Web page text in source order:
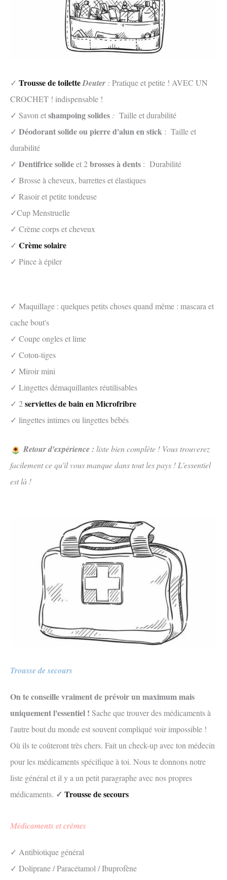
✓ Trousse de toiletteDeuter : Pratique et petite ! AVEC UN
CROCHET ! indispensable !
✓ Savon etshampoing solides : Taille et durabilité
✓ Déodorant solide ou pierre d'alun en stick : Taille et
durabilité
✓ Dentifrice solideet 2brosses à dents : Durabilité
✓ Brosse à cheveux, barrettes et élastiques
✓ Rasoir et petite tondeuse
✓Cup Menstruelle
✓ Crème corps et cheveux
✓ Crème solaire
✓ Pince à épiler
✓ Maquillage : quelques petits choses quand même : mascara et
cache bout's
✓ Coupe ongles et lime
✓ Coton-tiges
✓ Miroir mini
✓ Lingettes démaquillantes réutilisables
✓ 2serviettes de bain en Microfribre
✓ lingettes intimes ou lingettes bébés
Retour d'expérience : liste bien complète ! Vous trouverez
facilement ce qu'il vous manque dans tout les pays ! L'essentiel
est là !
Trousse de secours
On te conseille vraiment de prévoir un maximum mais
uniquement l'essentiel ! Sache que trouver des médicaments à
l'autre bout du monde est souvent compliqué voir impossible !
Où ils te coûteront très chers. Fait un check-up avec ton médecin
pour les médicaments spécifique à toi. Nous te donnons notre
liste général et il y a un petit paragraphe avec nos propres
médicaments. ✓ Trousse de secours
Médicaments et crèmes
✓ Antibiotique général
✓ Doliprane / Paracétamol / Ibuprofène